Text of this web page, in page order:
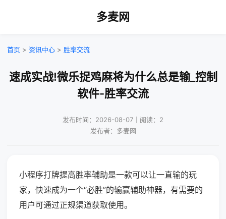
多麦网
首页 > 资讯中心 > 胜率交流
速成实战!微乐捉鸡麻将为什么总是输_控制
软件-胜率交流
发布时间：2026-08-07｜阅读：2
发布者：多麦网
小程序打牌提高胜率辅助是一款可以让一直输的玩
家，快速成为一个“必胜”的输赢辅助神器，有需要的
用户可通过正规渠道获取使用。